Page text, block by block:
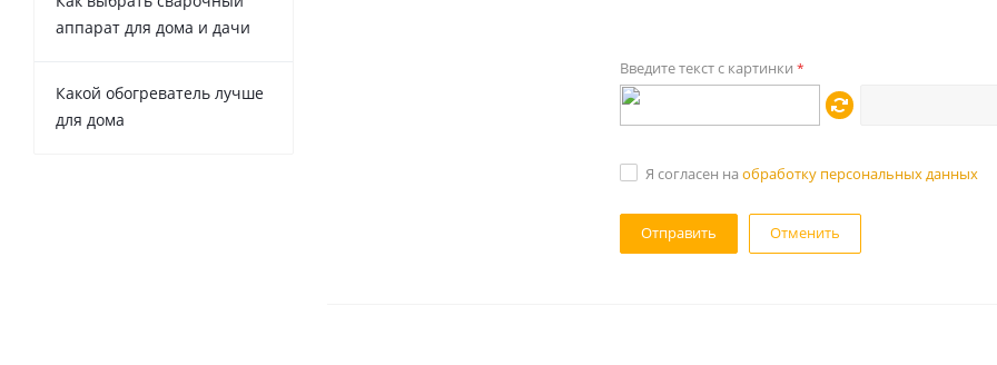
Введите текст с картинки *
Я согласен на обработку персональных данных
Отменить
аппарат для дома и дачи
Какой обогреватель лучше
для дома